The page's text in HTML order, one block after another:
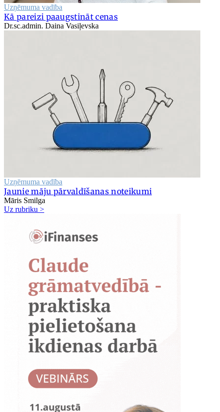
Uzņēmuma vadība
Kā pareizi paaugstināt cenas
Dr.sc.admin. Daina Vasiļevska
Uzņēmuma vadība
Jaunie māju pārvaldīšanas noteikumi
Māris Smilga
Uz rubriku >